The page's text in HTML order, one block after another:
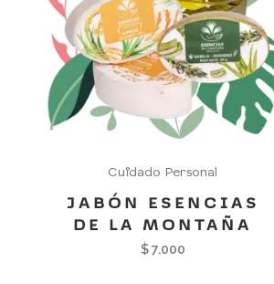
Cuidado Personal
JABÓN ESENCIAS
DE LA MONTAÑA
$7.000